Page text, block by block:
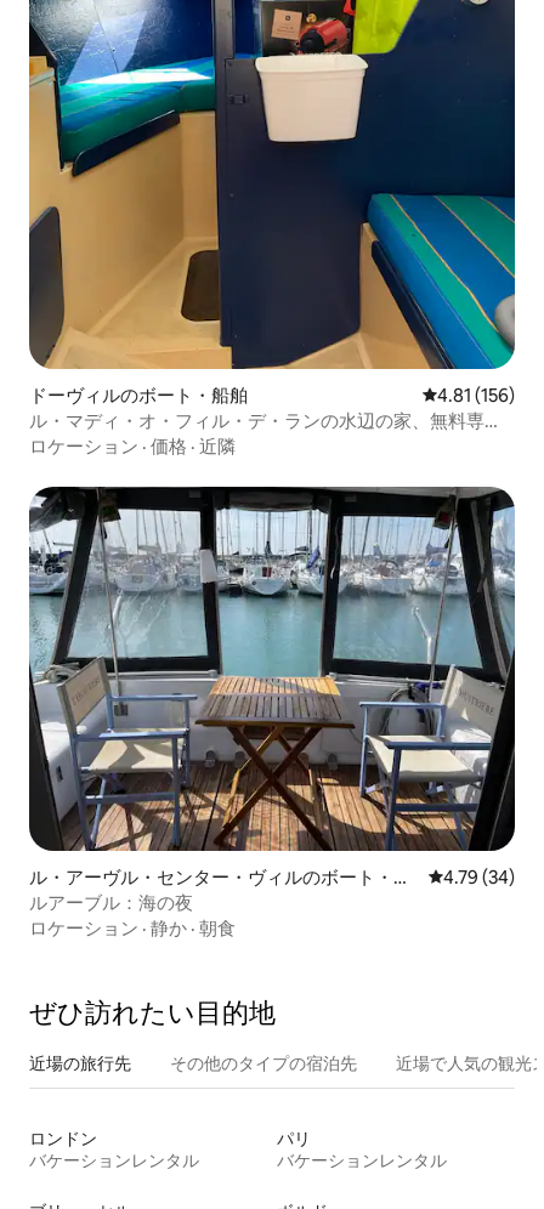
ドーヴィルのボート・船舶 レビュー156
4.81 (156)
ル・マディ・オ・フィル・デ・ランの水辺の家、無料専用
駐車場付き
ロケーション · 価格 · 近隣
ル・アーヴル・センター・ヴィルのボート・船
舶
レビュー34
4.79 (34)
ルアーブル：海の夜
ロケーション · 静か · 朝食
ぜひ訪⁠れ⁠た⁠い目⁠的⁠地
近場の旅行先 その他のタ⁠イ⁠プ⁠の宿⁠泊⁠先 近場で人気の観光
ロンドン
バケーションレンタル
パリ
バケーションレンタル